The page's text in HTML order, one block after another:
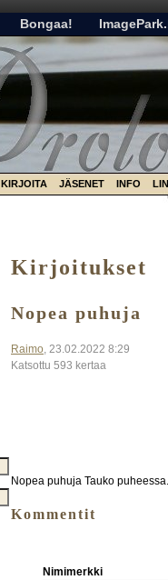
Bongaa!
KIRJOITA JÄSENET INFO
Kirjoitukset
Nopea puhuja
Raimo, 23.02.2022 8:29
Katsottu 593 kertaa
Nopea puhuja Tauko
Kommentit
Nimimerkki